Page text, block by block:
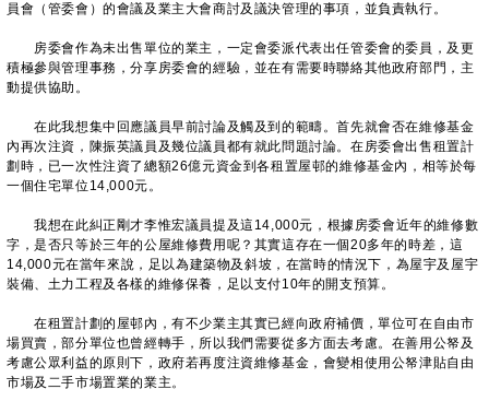
員會（管委會）的會議及業主大會商討及議決管理的事項，並負責執行。
房委會作為未出售單位的業主，一定會委派代表出任管委會的委員，及更
積極參與管理事務，分享房委會的經驗，並在有需要時聯絡其他政府部門，主
動提供協助。
在此我想集中回應議員早前討論及觸及到的範疇。首先就會否在維修基金
內再次注資，陳振英議員及幾位議員都有就此問題討論。在房委會出售租置計
劃時，已一次性注資了總額26億元資金到各租置屋邨的維修基金內，相等於每
一個住宅單位14,000元。
我想在此糾正剛才李惟宏議員提及這14,000元，根據房委會近年的維修數
字，是否只等於三年的公屋維修費用呢？其實這存在一個20多年的時差，這
14,000元在當年來說，足以為建築物及斜坡，在當時的情況下，為屋宇及屋宇
裝備、土力工程及各樣的維修保養，足以支付10年的開支預算。
在租置計劃的屋邨內，有不少業主其實已經向政府補價，單位可在自由市
場買賣，部分單位也曾經轉手，所以我們需要從多方面去考慮。在善用公帑及
考慮公眾利益的原則下，政府若再度注資維修基金，會變相使用公帑津貼自由
市場及二手市場置業的業主。